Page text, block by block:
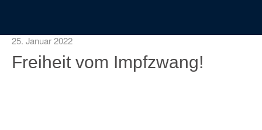
25. Januar 2022
Freiheit vom Impfzwang!